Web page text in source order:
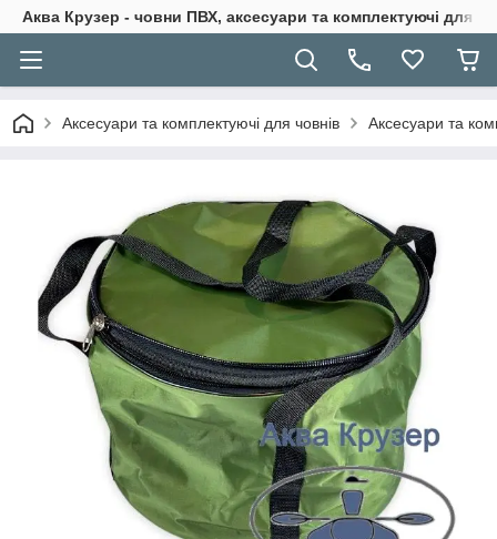
Аква Крузер - човни ПВХ, аксесуари та комплектуючі для
Аксесуари та комплектуючі для човнів Аксесуари та